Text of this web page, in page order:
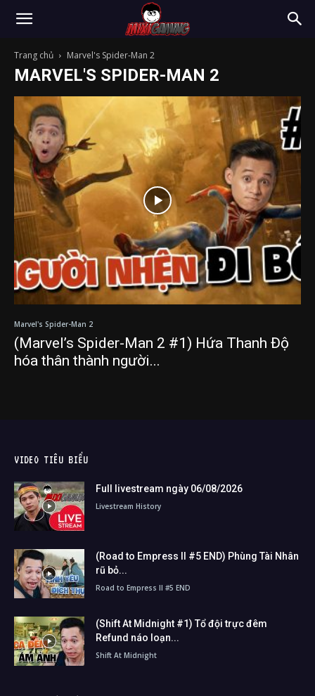
Trang chủ Marvel's Spider-Man 2
MARVEL'S SPIDER-MAN 2
Marvel's Spider-Man 2
(Marvel’s Spider-Man 2 #1) Hứa Thanh Độ
hóa thân thành người...
VIDEO TIÊU BIỂU
Full livestream ngày 06/08/2026
Livestream History
(Road to Empress II #5 END) Phùng Tài Nhân
rũ bỏ...
Road to Empress II #5 END
(Shift At Midnight #1) Tổ đội trực đêm
Refund náo loạn...
Shift At Midnight